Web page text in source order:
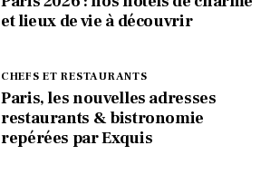
et lieux de vie à découvrir
CHEFS ET RESTAURANTS
Paris, les nouvelles adresses
restaurants & bistronomie
repérées par Exquis